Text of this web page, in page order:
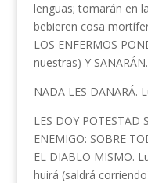
lenguas; tomarán en
bebieren cosa
LOS ENFERMOS
nuestras) Y
NADA LES DAÑARÁ.
LES DOY POTESTAD
ENEMIGO: SOBRE
EL DIABLO MISMO.
huirá (saldrá